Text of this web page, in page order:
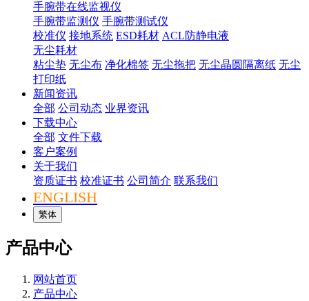
手腕带在线监视仪
手腕带监测仪 手腕带测试仪
校准仪 接地系统 ESD耗材 ACL防静电液
无尘耗材
粘尘垫 无尘布 净化棉签 无尘拖把 无尘晶圆隔离纸 无尘
打印纸
新闻资讯
全部 公司动态 业界资讯
下载中心
全部 文件下载
客户案例
关于我们
资质证书 校准证书 公司简介 联系我们
ENGLISH
繁体
产品中心
网站首页
产品中心